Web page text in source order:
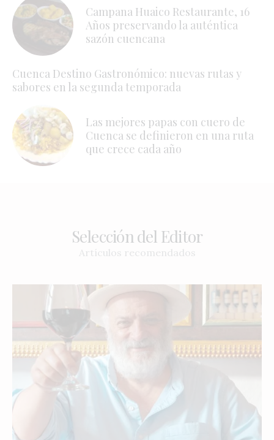
Campana Huaico Restaurante, 16
Años preservando la auténtica
sazón cuencana
Cuenca Destino Gastronómico: nuevas rutas y
sabores en la segunda temporada
Las mejores papas con cuero de
Cuenca se definieron en una ruta
que crece cada año
Selección del Editor
Artículos recomendados